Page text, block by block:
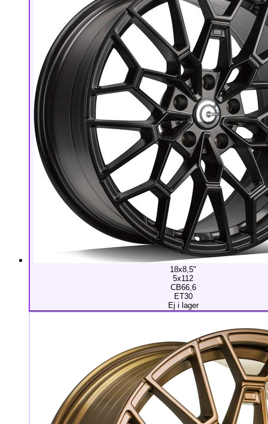
18x8,5"
5x112
CB66,6
ET30
Ej i lager